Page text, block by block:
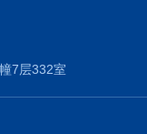
7层332室